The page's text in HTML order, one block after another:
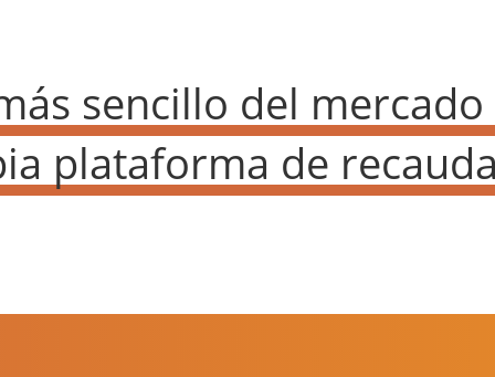
sencillo del
plataforma de